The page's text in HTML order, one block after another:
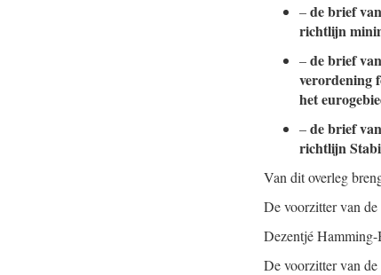
–de brief
richtlijn
–de brief
verordening
het
–de brief
richtlijn
Van dit overleg
De voorzitter van
Dezentjé
De voorzitter van